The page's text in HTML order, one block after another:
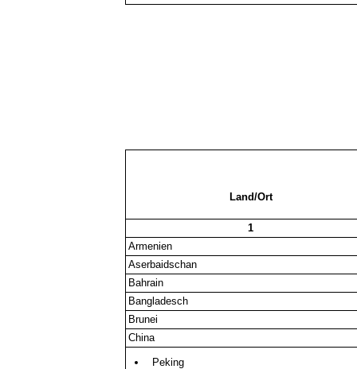
Land/Ort
1
Armenien
Aserbaidschan
Bahrain
Bangladesch
Brunei
China
Peking